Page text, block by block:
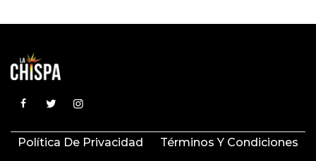
Política De Privacidad Términos Y Condiciones